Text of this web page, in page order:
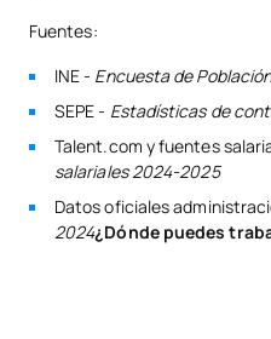
Fuentes:
INE - Encuesta de
SEPE - Estadísticas de
Talent.com y fuentes
salariales 2024-2025
Datos oficiales
2024¿Dónde puedes